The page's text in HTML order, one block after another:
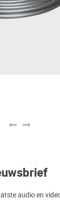
audio en